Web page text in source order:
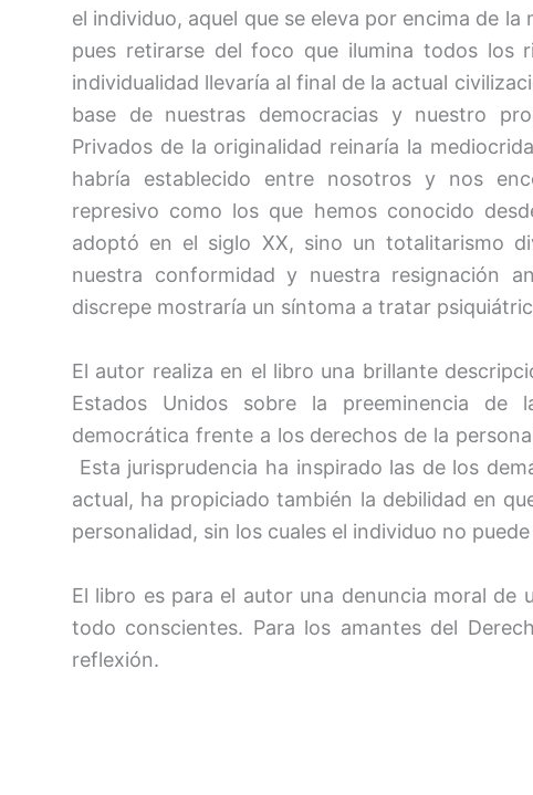
el individuo, aquel que se eleva por encima de
pues retirarse del foco que ilumina todos los
individualidad llevaría al final de la actual
base de nuestras democracias y nuestro
Privados de la originalidad reinaría la
habría establecido entre nosotros y nos
represivo como los que hemos conocido
adoptó en el siglo XX, sino un totalitarismo
nuestra conformidad y nuestra resignación
discrepe mostraría un síntoma a tratar
El autor realiza en el libro una brillante
Estados Unidos sobre la preeminencia
democrática frente a los derechos de la
Esta jurisprudencia ha inspirado las de los
actual, ha propiciado también la debilidad en
personalidad, sin los cuales el individuo no
El libro es para el autor una denuncia moral de
todo conscientes. Para los amantes del
reflexión.